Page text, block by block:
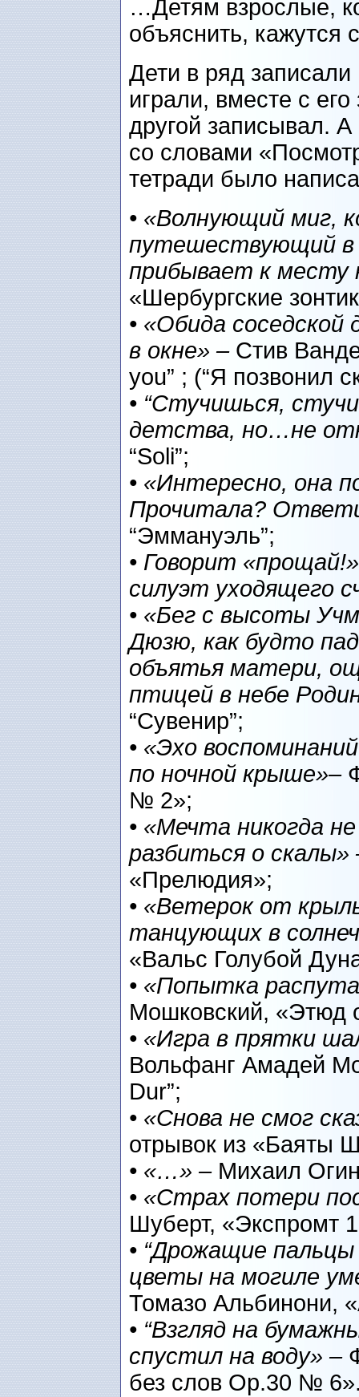
…Детям взрослые,
объяснить,
Дети в ряд
играли, вместе с
другой записывал.
со словами
тетради было
• «Волнующий миг,
путешествующий в
прибывает к месту
«Шербургские
• «Обида
в окне» – Стив
you” ; (“Я позвонил
• “Стучишься,
детства, но…не
“Soli”;
• «Интересно, она
Прочитала?
“Эммануэль”;
• Говорит
силуэт уходящего
• «Бег с высоты
Дюзю, как будто
объятья матери,
птицей в небе
“Сувенир”;
• «Эхо
по ночной крыше»–
№ 2»;
• «Мечта никогда
разбиться о
«Прелюдия»;
• «Ветерок от
танцующих в
«Вальс Голубой
• «Попытка
Мошковский, «Этюд
• «Игра в прятки
Вольфанг Амадей
Dur”;
• «Снова не смог
отрывок из «Баяты
• «…» – Михаил
• «Страх потери
Шуберт, «Экспромт
• “Дрожащие
цветы на могиле
Томазо Альбинони,
• “Взгляд на
спустил на воду» –
без слов Op.30 №